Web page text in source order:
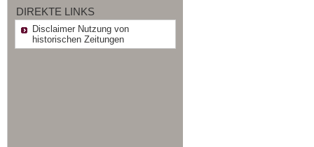
DIREKTE LINKS
Disclaimer Nutzung von
historischen Zeitungen